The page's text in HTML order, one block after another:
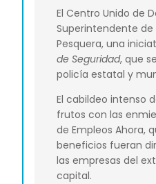
El Centro Unido de
Superintendente de
Pesquera, una
de Seguridad, que
policía estatal y
El cabildeo intenso
frutos con las
de Empleos Ahora,
beneficios fueran
las empresas del
capital.